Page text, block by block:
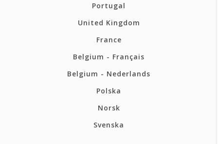
Portugal
United Kingdom
France
Belgium - Français
Belgium - Nederlands
Polska
Norsk
Svenska